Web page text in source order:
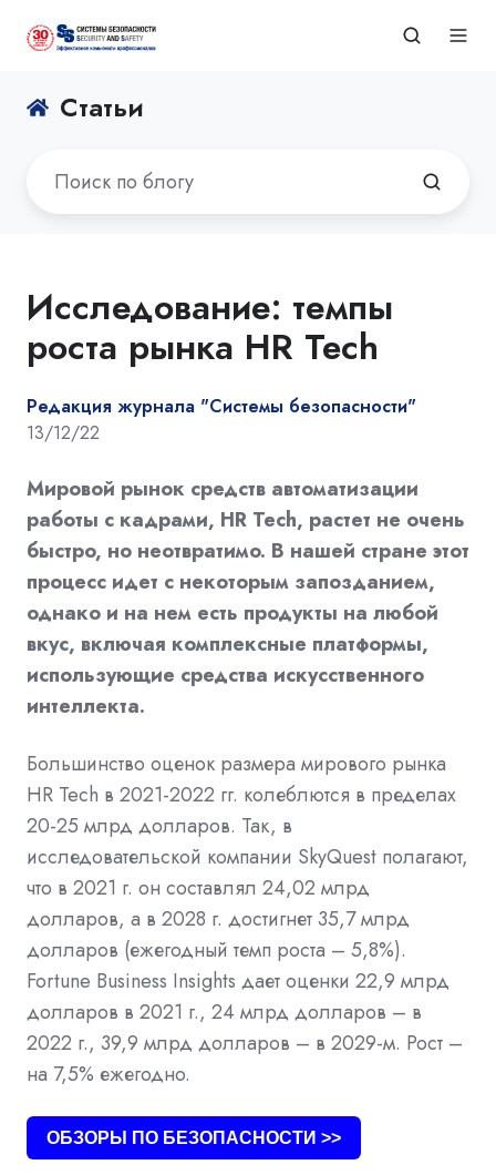
Статьи
Исследование: темпы
роста рынка HR Tech
Редакция журнала "Системы безопасности"
13/12/22
Мировой рынок средств автоматизации
работы с кадрами, HR Tech, растет не очень
быстро, но неотвратимо. В нашей стране этот
процесс идет с некоторым запозданием,
однако и на нем есть продукты на любой
вкус, включая комплексные платформы,
использующие средства искусственного
интеллекта.
Большинство оценок размера мирового рынка
HR Tech в 2021-2022 гг. колеблются в пределах
20-25 млрд долларов. Так, в
исследовательской компании SkyQuest полагают,
что в 2021 г. он составлял 24,02 млрд
долларов, а в 2028 г. достигнет 35,7 млрд
долларов (ежегодный темп роста – 5,8%).
Fortune Business Insights дает оценки 22,9 млрд
долларов в 2021 г., 24 млрд долларов – в
2022 г., 39,9 млрд долларов – в 2029-м. Рост –
на 7,5% ежегодно.
ОБЗОРЫ ПО БЕЗОПАСНОСТИ >>